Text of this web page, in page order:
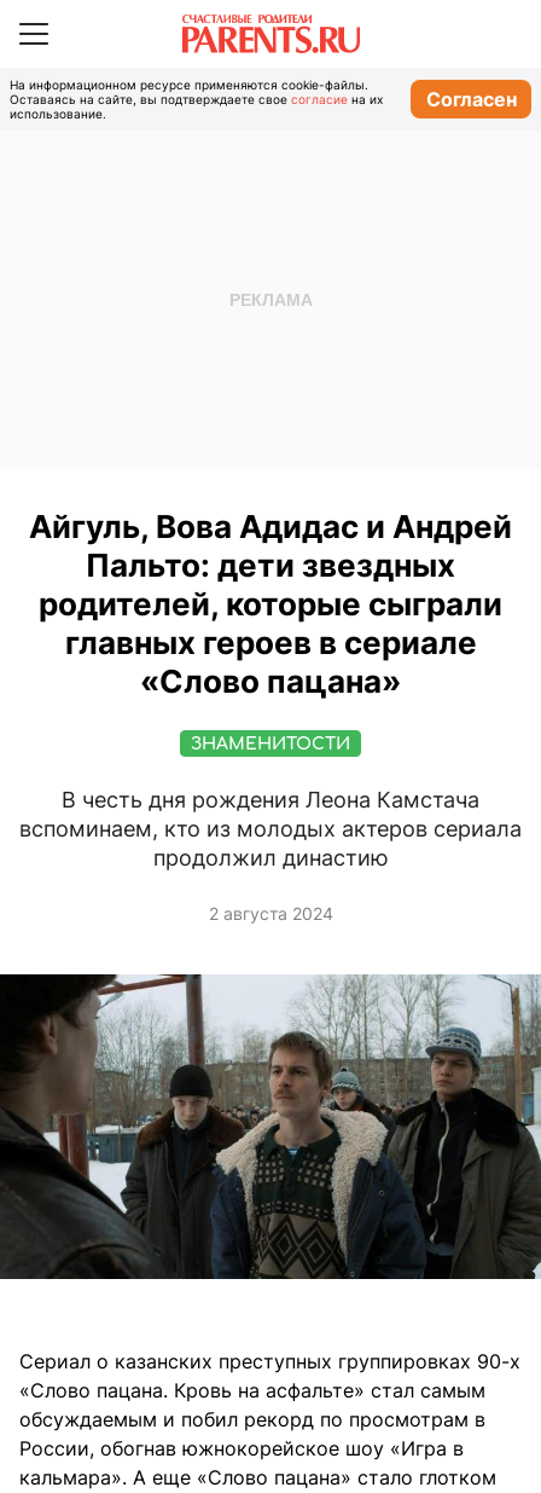
На информационном ресурсе применяются cookie-файлы.
Оставаясь на сайте, вы подтверждаете свое согласие на их
использование.
Согласен
Айгуль, Вова Адидас и Андрей
Пальто: дети звездных
родителей, которые сыграли
главных героев в сериале
«Слово пацана»
ЗНАМЕНИТОСТИ
В честь дня рождения Леона Камстача
вспоминаем, кто из молодых актеров сериала
продолжил династию
2 августа 2024
Cериал о казанских преступных группировках 90-х
«Слово пацана. Кровь на асфальте» стал самым
обсуждаемым и побил рекорд по просмотрам в
России, обогнав южнокорейское шоу «Игра в
кальмара». А еще «Слово пацана» стало глотком